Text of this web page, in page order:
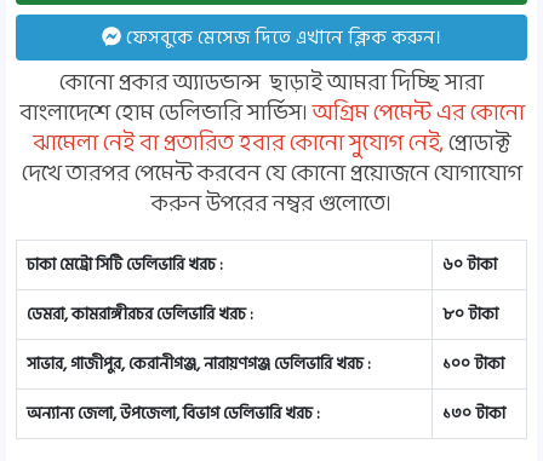
ফেসবুকে মেসেজ দিতে এখানে ক্লিক করুন।
কোনো প্রকার অ্যাডভান্স ছাড়াই আমরা দিচ্ছি সারা
বাংলাদেশে হোম ডেলিভারি সার্ভিস।অগ্রিম পেমেন্ট এর কোনো
ঝামেলা নেই বা প্রতারিত হবার কোনো সুযোগ নেই,প্রোডাক্ট
দেখে তারপর পেমেন্ট করবেন যে কোনো প্রয়োজনে যোগাযোগ
করুন উপরের নম্বর গুলোতে।
ঢাকা মেট্রো সিটি ডেলিভারি খরচ :
৬০ টাকা
ডেমরা, কামরাঙ্গীরচর ডেলিভারি খরচ :
৮০ টাকা
সাভার, গাজীপুর, কেরানীগঞ্জ, নারায়ণগঞ্জ ডেলিভারি খরচ :
১০০ টাকা
অন্যান্য জেলা, উপজেলা, বিভাগ ডেলিভারি খরচ :
১৩০ টাকা